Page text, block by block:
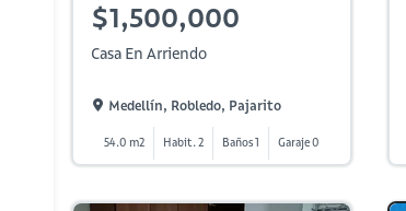
$1,500,000
Casa En Arriendo
Medellín, Robledo, Pajarito
54.0 m2 Habit. 2 Baños 1 Garaje 0